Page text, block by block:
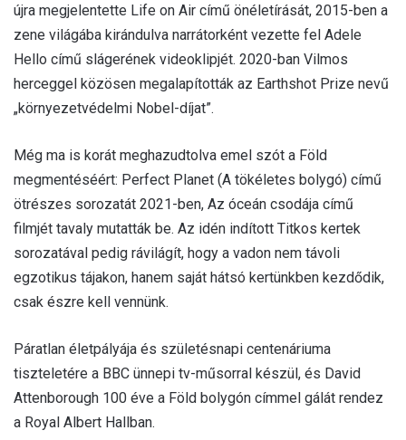
újra megjelentette Life on Air című önéletírását, 2015-ben a
zene világába kirándulva narrátorként vezette fel Adele
Hello című slágerének videoklipjét. 2020-ban Vilmos
herceggel közösen megalapították az Earthshot Prize nevű
„környezetvédelmi Nobel-díjat”.
Még ma is korát meghazudtolva emel szót a Föld
megmentéséért: Perfect Planet (A tökéletes bolygó) című
ötrészes sorozatát 2021-ben, Az óceán csodája című
filmjét tavaly mutatták be. Az idén indított Titkos kertek
sorozatával pedig rávilágít, hogy a vadon nem távoli
egzotikus tájakon, hanem saját hátsó kertünkben kezdődik,
csak észre kell vennünk.
Páratlan életpályája és születésnapi centenáriuma
tiszteletére a BBC ünnepi tv-műsorral készül, és David
Attenborough 100 éve a Föld bolygón címmel gálát rendez
a Royal Albert Hallban.